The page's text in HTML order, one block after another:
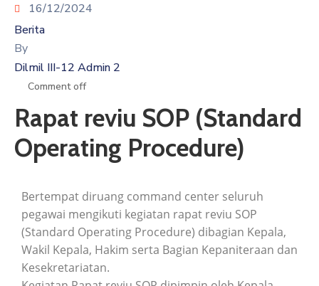
PPID
KINERJA
RB
GALERI
16/12/2024
Berita
By
Dilmil III-12 Admin 2
Comment off
Rapat reviu SOP (Standard
Operating Procedure)
Bertempat diruang command center seluruh
pegawai mengikuti kegiatan rapat reviu SOP
(Standard Operating Procedure) dibagian Kepala,
Wakil Kepala, Hakim serta Bagian Kepaniteraan dan
Kesekretariatan.